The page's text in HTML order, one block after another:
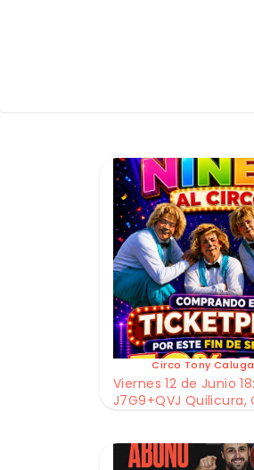
Circo Tony
Viernes 12 de Junio
J7G9+QVJ Quilicura,